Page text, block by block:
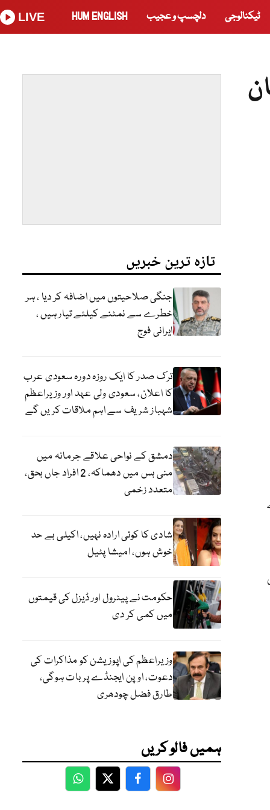
ٹیکنالوجی دلچسپ و عجیب HUM ENGLISH
LIVE
تازہ ترین خبریں
جنگی صلاحیتوں میں اضافہ کر دیا ، ہر
خطرے سے نمٹنے کیلئے تیار ہیں ،
ایرانی فوج
ترک صدر کا ایک روزہ دورہ سعودی عرب
کا اعلان، سعودی ولی عہد اور وزیراعظم
شہباز شریف سے اہم ملاقات کریں گے
دمشق کے نواحی علاقے جرمانہ میں
منی بس میں دھماکہ، 2 افراد جاں بحق،
متعدد زخمی
شادی کا کوئی ارادہ نہیں، اکیلی بے حد
خوش ہوں، امیشا پٹیل
حکومت نے پیٹرول اور ڈیزل کی قیمتوں
میں کمی کر دی
وزیراعظم کی اپوزیشن کو مذاکرات کی
دعوت، اوپن ایجنڈے پر بات ہوگی،
طارق فضل چودھری
ہمیں فالو کریں
WhatsApp
TwitterFacebookFacebook